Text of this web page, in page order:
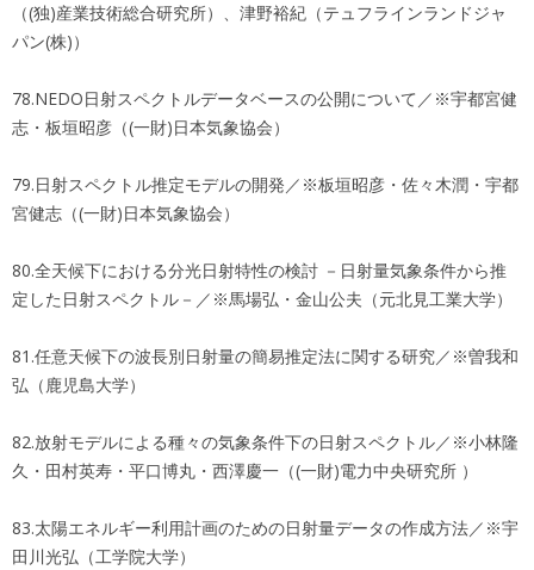
（(独)産業技術総合研究所）、津野裕紀（テュフラインランドジャ
パン(株)）
78.NEDO日射スペクトルデータベースの公開について／※宇都宮健
志・板垣昭彦（(一財)日本気象協会）
79.日射スペクトル推定モデルの開発／※板垣昭彦・佐々木潤・宇都
宮健志（(一財)日本気象協会）
80.全天候下における分光日射特性の検討 －日射量気象条件から推
定した日射スペクトル－／※馬場弘・金山公夫（元北見工業大学）
81.任意天候下の波長別日射量の簡易推定法に関する研究／※曽我和
弘（鹿児島大学）
82.放射モデルによる種々の気象条件下の日射スペクトル／※小林隆
久・田村英寿・平口博丸・西澤慶一（(一財)電力中央研究所 ）
83.太陽エネルギー利用計画のための日射量データの作成方法／※宇
田川光弘（工学院大学）